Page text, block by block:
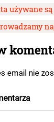
używane
email nie